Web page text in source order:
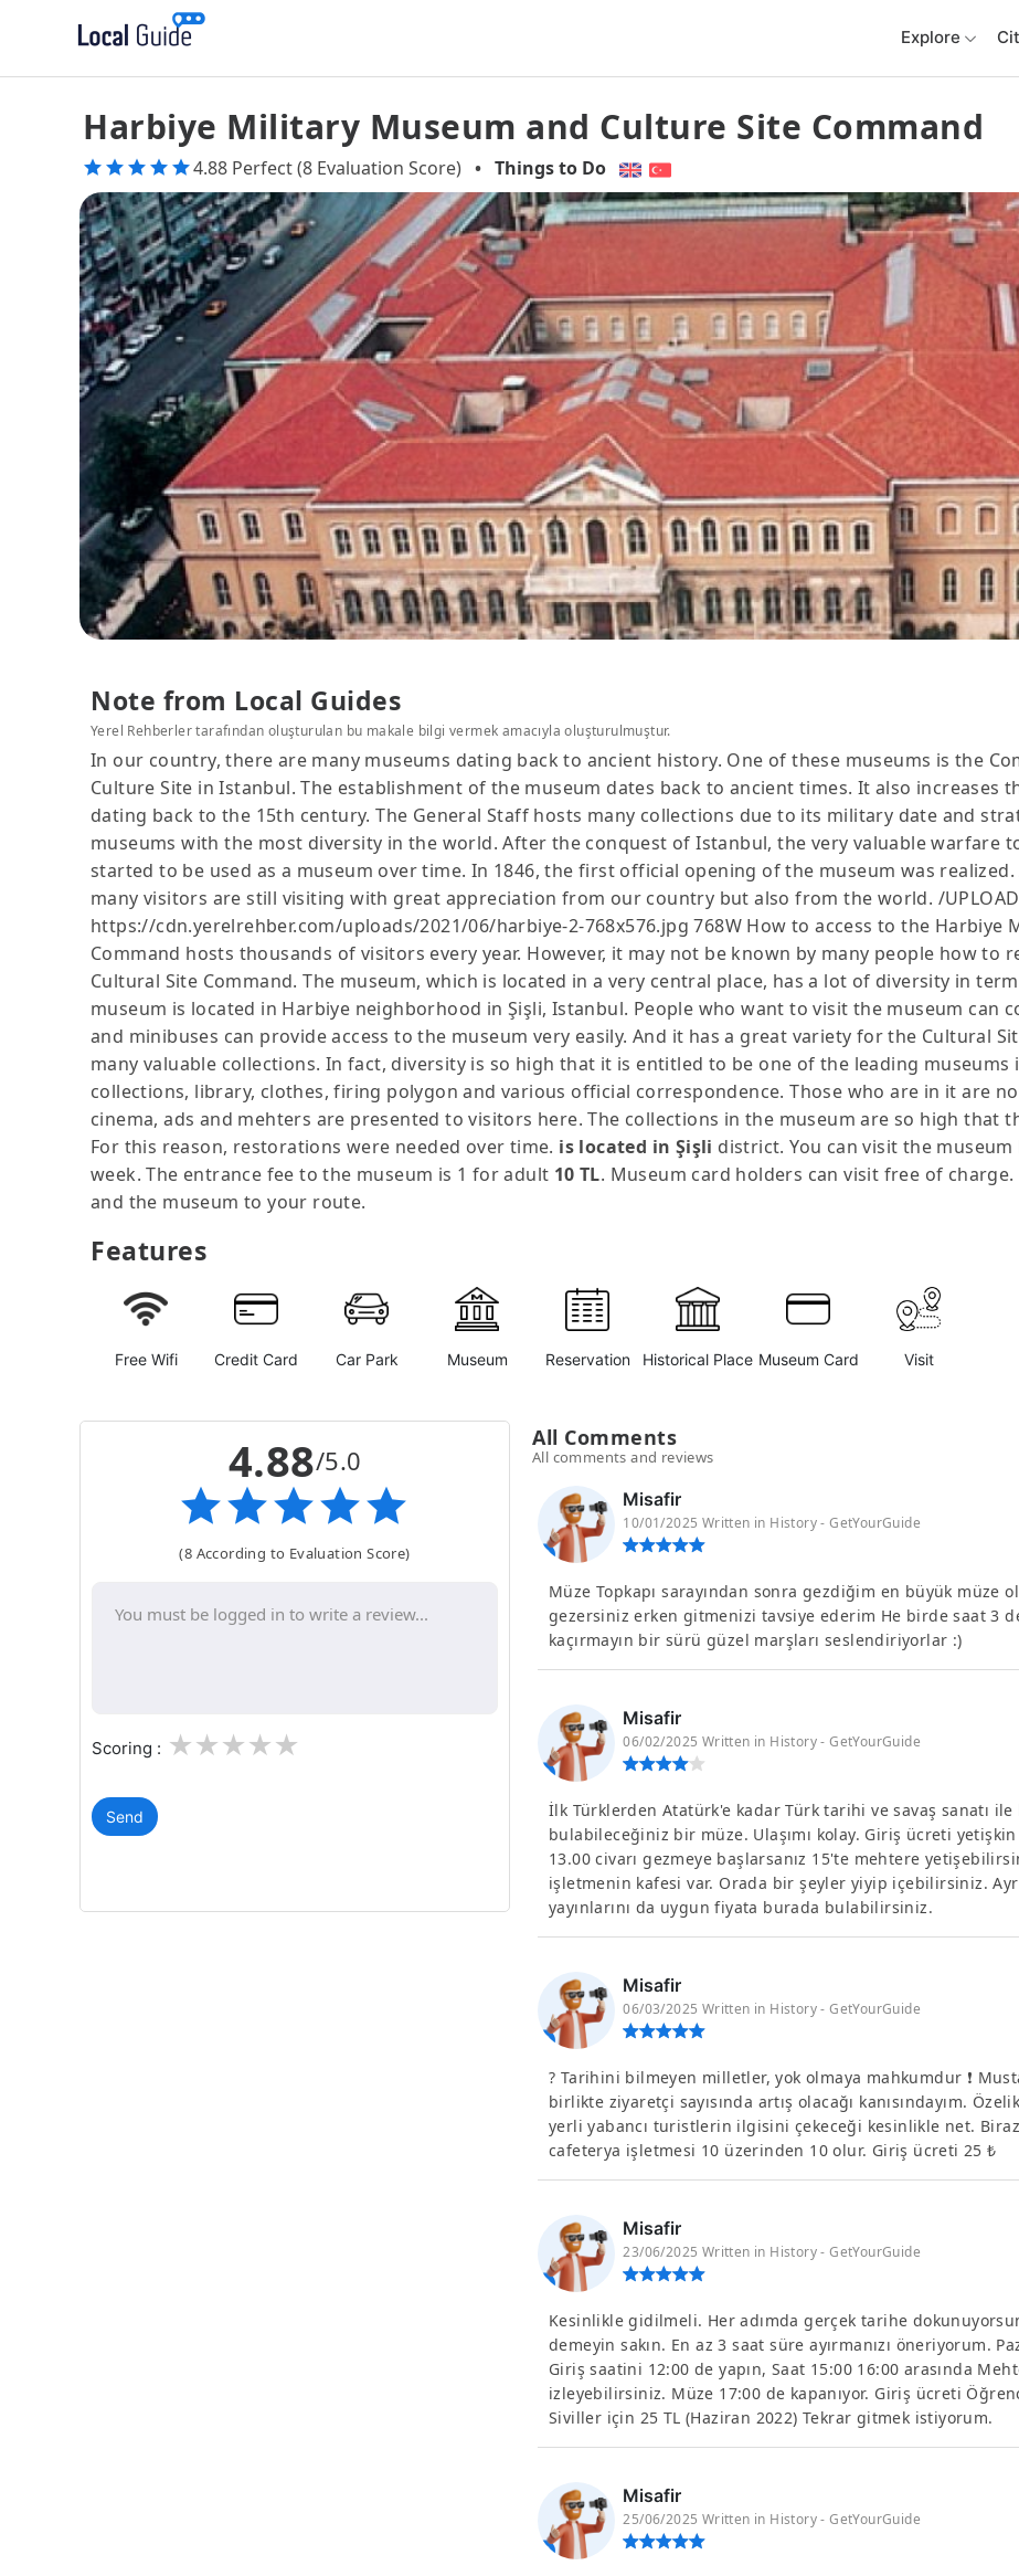
Explore
Harbiye Military Museum and Culture Site Command
4.88 Perfect (8 Evaluation Score) • Things to Do
Note from Local Guides
Yerel Rehberler tarafından oluşturulan bu makale bilgi vermek amacıyla oluşturulmuştur.
In our country, there are many museums dating back to ancient history. One of these museums is the
Culture Site in Istanbul. The establishment of the museum dates back to ancient times. It also increases
dating back to the 15th century. The General Staff hosts many collections due to its military date and
museums with the most diversity in the world. After the conquest of Istanbul, the very valuable warfare
started to be used as a museum over time. In 1846, the first official opening of the museum was
many visitors are still visiting with great appreciation from our country but also from the world. /
https://cdn.yerelrehber.com/uploads/2021/06/harbiye-2-768x576.jpg 768W How to access to the Harbiye
Command hosts thousands of visitors every year. However, it may not be known by many people how to
Cultural Site Command. The museum, which is located in a very central place, has a lot of diversity in
museum is located in Harbiye neighborhood in Şişli, Istanbul. People who want to visit the museum can
and minibuses can provide access to the museum very easily. And it has a great variety for the Cultural
many valuable collections. In fact, diversity is so high that it is entitled to be one of the leading
collections, library, clothes, firing polygon and various official correspondence. Those who are in it are
cinema, ads and mehters are presented to visitors here. The collections in the museum are so high that
For this reason, restorations were needed over time. is located in Şişli district. You can visit the
week. The entrance fee to the museum is 1 for adult 10 TL. Museum card holders can visit free of
and the museum to your route.
Features
Free Wifi Credit Card Car Park Museum Reservation Historical Place Museum Card Visit
4.88/5.0
(8 According to Evaluation Score)
Scoring : 3
2
1
Send
All Comments
All comments and reviews
Misafir
10/01/2025 Written in History - GetYourGuide
Müze Topkapı sarayından sonra gezdiğim en büyük müze
gezersiniz erken gitmenizi tavsiye ederim He birde saat 3
kaçırmayın bir sürü güzel marşları seslendiriyorlar :)
Misafir
06/02/2025 Written in History - GetYourGuide
İlk Türklerden Atatürk'e kadar Türk tarihi ve savaş sanatı
bulabileceğiniz bir müze. Ulaşımı kolay. Giriş ücreti
13.00 civarı gezmeye başlarsanız 15'te mehtere
işletmenin kafesi var. Orada bir şeyler yiyip içebilirsiniz.
yayınlarını da uygun fiyata burada bulabilirsiniz.
Misafir
06/03/2025 Written in History - GetYourGuide
? Tarihini bilmeyen milletler, yok olmaya mahkumdur ❗
birlikte ziyaretçi sayısında artış olacağı kanısındayım.
yerli yabancı turistlerin ilgisini çekeceği kesinlikle net.
cafeterya işletmesi 10 üzerinden 10 olur. Giriş ücreti 25 ₺
Misafir
23/06/2025 Written in History - GetYourGuide
Kesinlikle gidilmeli. Her adımda gerçek tarihe
demeyin sakın. En az 3 saat süre ayırmanızı öneriyorum.
Giriş saatini 12:00 de yapın, Saat 15:00 16:00 arasında
izleyebilirsiniz. Müze 17:00 de kapanıyor. Giriş ücreti
Siviller için 25 TL (Haziran 2022) Tekrar gitmek istiyorum.
Misafir
25/06/2025 Written in History - GetYourGuide